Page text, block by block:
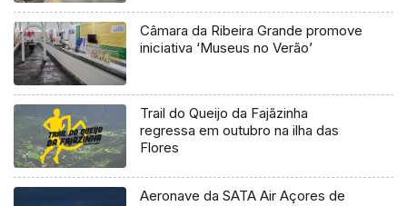
Câmara da Ribeira Grande promove
iniciativa ‘Museus no Verão’
Trail do Queijo da Fajãzinha
regressa em outubro na ilha das
Flores
Aeronave da SATA Air Açores de